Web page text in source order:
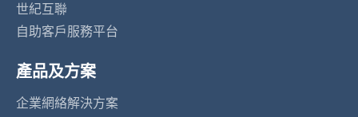
世紀互聯
自助客戶服務平台
產品及方案
企業網絡解決方案